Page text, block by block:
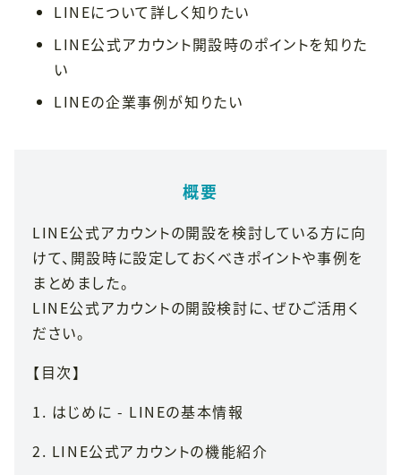
LINEについて詳しく知りたい
LINE公式アカウント開設時のポイントを知りた
い
LINEの企業事例が知りたい
概要
LINE公式アカウントの開設を検討している方に向
けて、開設時に設定しておくべきポイントや事例を
まとめました。
LINE公式アカウントの開設検討に、ぜひご活用く
ださい。
【目次】
1. はじめに - LINEの基本情報
2. LINE公式アカウントの機能紹介